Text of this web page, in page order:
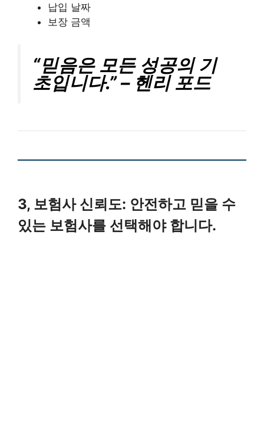
납입 날짜
보장 금액
“믿음은 모든 성공의 기
초입니다.” – 헨리 포드
3, 보험사 신뢰도: 안전하고 믿을 수
있는 보험사를 선택해야 합니다.